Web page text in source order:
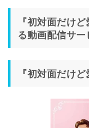
『初対面だけ
る動画配信サ
『初対面だけ